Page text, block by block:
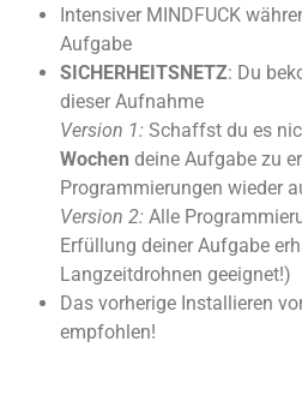
Intensiver MINDFUCK
Aufgabe
SICHERHEITSNETZ: Du
dieser Aufnahme
Version 1: Schaffst du es
Wochen deine Aufgabe zu
Programmierungen wieder
Version 2: Alle
Erfüllung deiner Aufgabe
Langzeitdrohnen geeignet!)
Das vorherige Installieren
empfohlen!